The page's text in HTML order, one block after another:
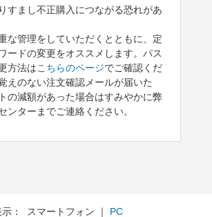
すまし不正購入につながる恐れがあ
な管理をしていただくとともに、定
ードの変更をオススメします。パス
方法はこちらのページでご確認くだ
えのない注文確認メールが届いた
の減額があった場合はすみやかに弊
ンターまでご連絡ください。
示： スマートフォン ｜ PC